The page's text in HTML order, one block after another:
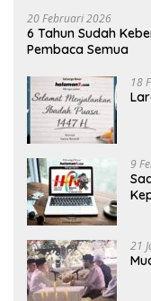
20 Februari 2026
6 Tahun Sudah
Pembaca Semua
18
9
21